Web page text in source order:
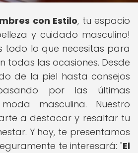
con Estilo, tu espacio
y cuidado masculino!
todo lo que necesitas para
todas las ocasiones. Desde
de la piel hasta consejos
por las últimas
masculina. Nuestro
a destacar y resaltar tu
Y hoy, te presentamos
te interesará: "El